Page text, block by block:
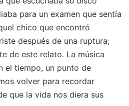
para un examen que sentía
chico que encontró
después de una ruptura;
de este relato. La música
el tiempo, un punto de
volver para recordar
que la vida nos diera sus